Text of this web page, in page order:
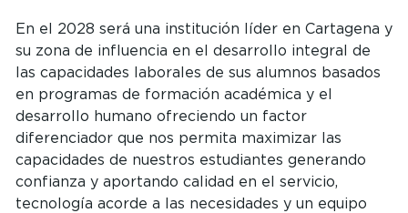
En el 2028 será una institución líder en Cartagena y
su zona de influencia en el desarrollo integral de
las capacidades laborales de sus alumnos basados ​​
en programas de formación académica y el
desarrollo humano ofreciendo un factor
diferenciador que nos permita maximizar las
capacidades de nuestros estudiantes generando
confianza y aportando calidad en el servicio,
tecnología acorde a las necesidades y un equipo